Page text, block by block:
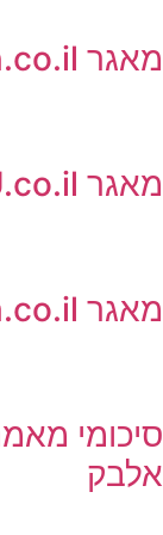
מאגר Seminarion.co.il
מאגר Sikum4U.co.il
מאגר Sicum.co.il
סיכומי
אלבק